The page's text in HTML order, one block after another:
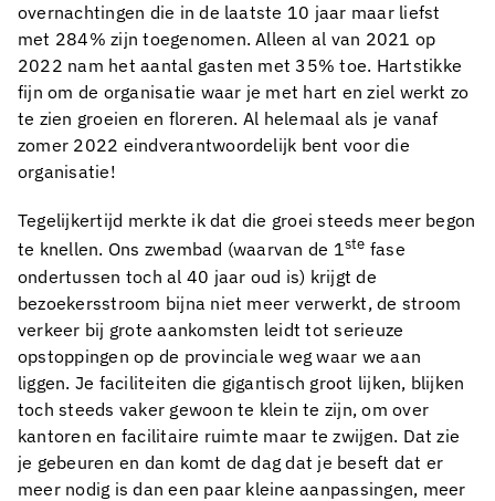
overnachtingen die in de laatste 10 jaar maar liefst
met 284% zijn toegenomen. Alleen al van 2021 op
2022 nam het aantal gasten met 35% toe. Hartstikke
fijn om de organisatie waar je met hart en ziel werkt zo
te zien groeien en floreren. Al helemaal als je vanaf
zomer 2022 eindverantwoordelijk bent voor die
organisatie!
Tegelijkertijd merkte ik dat die groei steeds meer begon
te knellen. Ons zwembad (waarvan de 1ste fase
ondertussen toch al 40 jaar oud is) krijgt de
bezoekersstroom bijna niet meer verwerkt, de stroom
verkeer bij grote aankomsten leidt tot serieuze
opstoppingen op de provinciale weg waar we aan
liggen. Je faciliteiten die gigantisch groot lijken, blijken
toch steeds vaker gewoon te klein te zijn, om over
kantoren en facilitaire ruimte maar te zwijgen. Dat zie
je gebeuren en dan komt de dag dat je beseft dat er
meer nodig is dan een paar kleine aanpassingen, meer